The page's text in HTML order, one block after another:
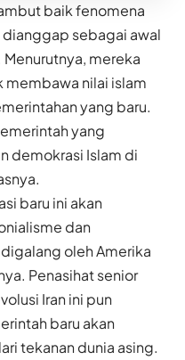
baik fenomena
dianggap sebagai awal
mereka
membawa nilai islam
yang baru.
yang
demokrasi Islam di
baru ini akan
dan
oleh Amerika
Penasihat senior
Iran ini pun
baru akan
tekanan dunia asing.